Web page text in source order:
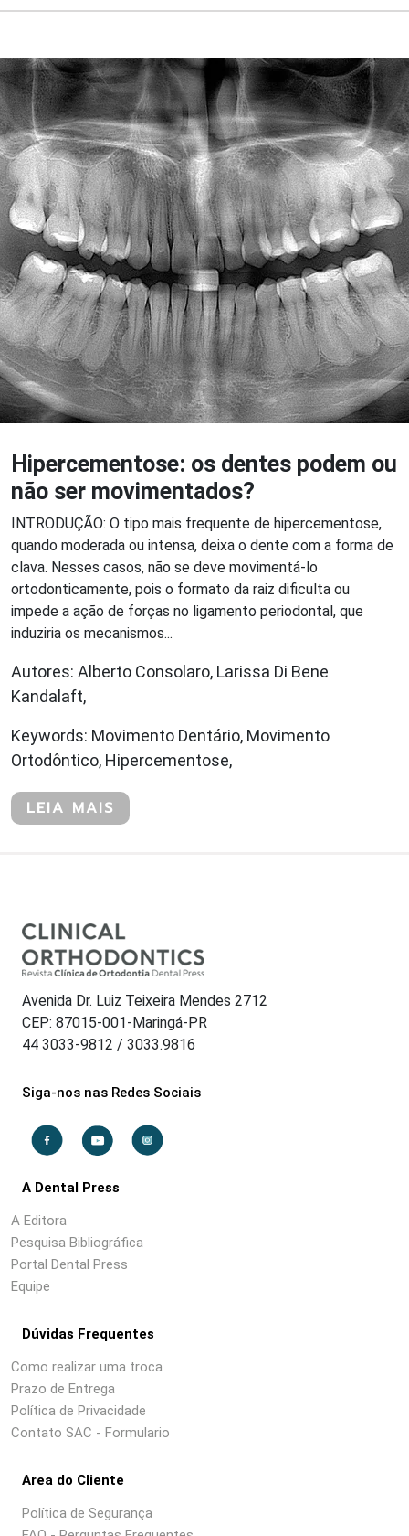
Hipercementose: os dentes podem ou
não ser movimentados?
INTRODUÇÃO: O tipo mais frequente de hipercementose,
quando moderada ou intensa, deixa o dente com a forma de
clava. Nesses casos, não se deve movimentá-lo
ortodonticamente, pois o formato da raiz dificulta ou
impede a ação de forças no ligamento periodontal, que
induziria os mecanismos...
Autores: Alberto Consolaro, Larissa Di Bene
Kandalaft,
Keywords: Movimento Dentário, Movimento
Ortodôntico, Hipercementose,
LEIA MAIS
Avenida Dr. Luiz Teixeira Mendes 2712
CEP: 87015-001-Maringá-PR
44 3033-9812 / 3033.9816
Siga-nos nas Redes Sociais
A Dental Press
A Editora
Pesquisa Bibliográfica
Portal Dental Press
Equipe
Dúvidas Frequentes
Como realizar uma troca
Prazo de Entrega
Política de Privacidade
Contato SAC - Formulario
Area do Cliente
Política de Segurança